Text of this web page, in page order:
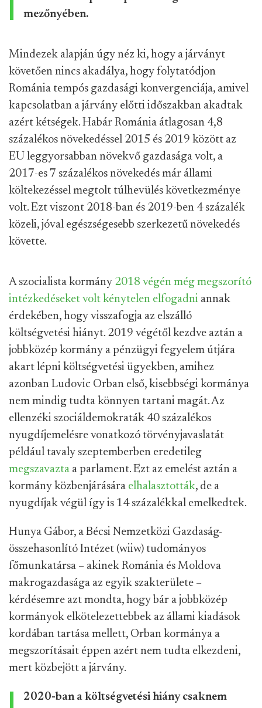
mezőnyében.
Mindezek alapján úgy néz ki, hogy a járványt
követően nincs akadálya, hogy folytatódjon
Románia tempós gazdasági konvergenciája, amivel
kapcsolatban a járvány előtti időszakban akadtak
azért kétségek. Habár Románia átlagosan 4,8
százalékos növekedéssel 2015 és 2019 között az
EU leggyorsabban növekvő gazdasága volt, a
2017-es 7 százalékos növekedés már állami
költekezéssel megtolt túlhevülés következménye
volt. Ezt viszont 2018-ban és 2019-ben 4 százalék
közeli, jóval egészségesebb szerkezetű növekedés
követte.
A szocialista kormány 2018 végén még megszorító
intézkedéseket volt kénytelen elfogadni annak
érdekében, hogy visszafogja az elszálló
költségvetési hiányt. 2019 végétől kezdve aztán a
jobbközép kormány a pénzügyi fegyelem útjára
akart lépni költségvetési ügyekben, amihez
azonban Ludovic Orban első, kisebbségi kormánya
nem mindig tudta könnyen tartani magát. Az
ellenzéki szociáldemokraták 40 százalékos
nyugdíjemelésre vonatkozó törvényjavaslatát
például tavaly szeptemberben eredetileg
megszavazta a parlament. Ezt az emelést aztán a
kormány közbenjárására elhalasztották, de a
nyugdíjak végül így is 14 százalékkal emelkedtek.
Hunya Gábor, a Bécsi Nemzetközi Gazdaság-
összehasonlító Intézet (wiiw) tudományos
főmunkatársa – akinek Románia és Moldova
makrogazdasága az egyik szakterülete –
kérdésemre azt mondta, hogy bár a jobbközép
kormányok elkötelezettebbek az állami kiadások
kordában tartása mellett, Orban kormánya a
megszorításait éppen azért nem tudta elkezdeni,
mert közbejött a járvány.
2020-ban a költségvetési hiány csaknem